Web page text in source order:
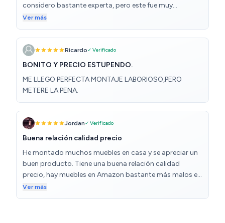
considero bastante experta, pero este fue muy
cansado de montar, tardé casi 3h yo sola. A ser posible
mejor ser 2 personas.
Ver más
Ricardo✓ Verificado
BONITO Y PRECIO ESTUPENDO.
ME LLEGO PERFECTA MONTAJE LABORIOSO,PERO
METERE LA PENA.
Jordan✓ Verificado
Buena relación calidad precio
He montado muchos muebles en casa y se apreciar un
buen producto. Tiene una buena relación calidad
precio, hay muebles en Amazon bastante más malos en
cuanto a construcción, acabados y sobre todo
montaje. Si estás habituado a montar muebles de una
Ver más